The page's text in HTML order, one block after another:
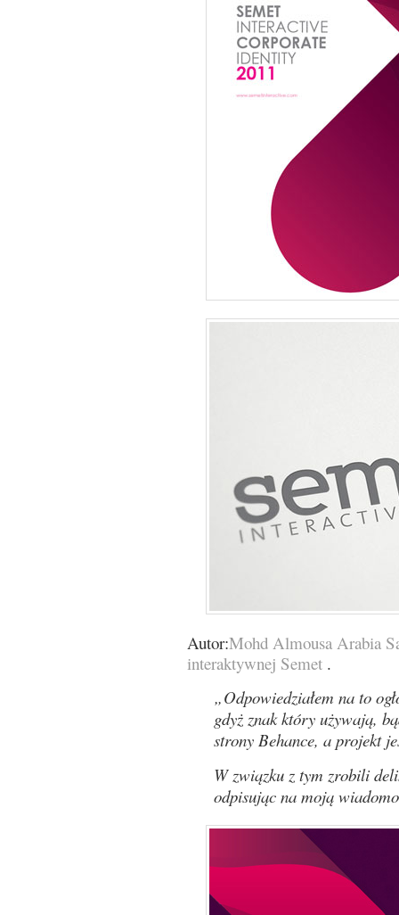
Autor:Mohd Almousa Arabia
interaktywnej Semet .
„Odpowiedziałem na to
gdyż znak który używają,
strony Behance, a projekt
W związku z tym zrobili
odpisując na moją